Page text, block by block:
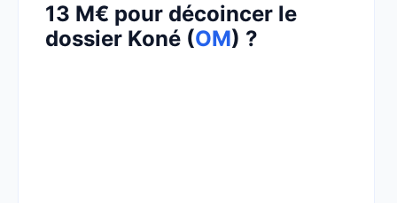
13 M€ pour décoincer le
dossier Koné (OM) ?